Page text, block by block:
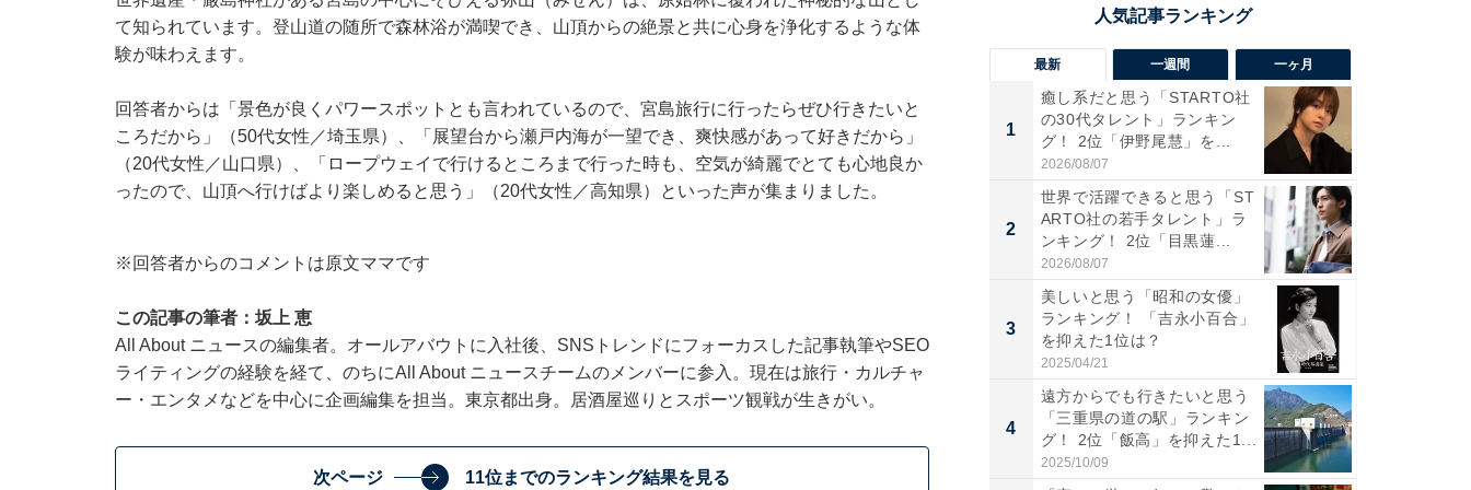
て知られています。登山道の随所で森林浴が満喫でき、山頂からの絶景と共に心身を浄化するような体
験が味わえます。
回答者からは「景色が良くパワースポットとも言われているので、宮島旅行に行ったらぜひ行きたいと
ころだから」（50代女性／埼玉県）、「展望台から瀬戸内海が一望でき、爽快感があって好きだから」
（20代女性／山口県）、「ロープウェイで行けるところまで行った時も、空気が綺麗でとても心地良か
ったので、山頂へ行けばより楽しめると思う」（20代女性／高知県）といった声が集まりました。
※回答者からのコメントは原文ママです
この記事の筆者：坂上 恵
All About ニュースの編集者。オールアバウトに入社後、SNSトレンドにフォーカスした記事執筆やSEO
ライティングの経験を経て、のちにAll About ニュースチームのメンバーに参入。現在は旅行・カルチャ
ー・エンタメなどを中心に企画編集を担当。東京都出身。居酒屋巡りとスポーツ観戦が生きがい。
次ページ 11位までのランキング結果を見る
最新 一週間 一ヶ月
1
癒し系だと思う「STARTO社
の30代タレント」ランキン
グ！ 2位「伊野尾慧」を...
2026/08/07
2
世界で活躍できると思う「ST
ARTO社の若手タレント」ラ
ンキング！ 2位「目黒蓮...
2026/08/07
3
美しいと思う「昭和の女優」
ランキング！ 「吉永小百合」
を抑えた1位は？
2025/04/21
4
遠方からでも行きたいと思う
「三重県の道の駅」ランキン
グ！ 2位「飯高」を抑えた1...
2025/10/09